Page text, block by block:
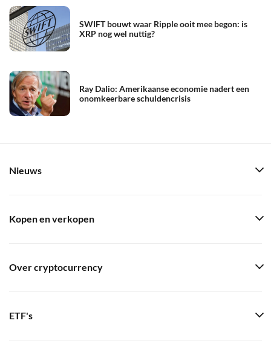
SWIFT bouwt waar Ripple ooit mee begon: is
XRP nog wel nuttig?
Ray Dalio: Amerikaanse economie nadert een
onomkeerbare schuldencrisis
Nieuws
Kopen en verkopen
Over cryptocurrency
ETF's